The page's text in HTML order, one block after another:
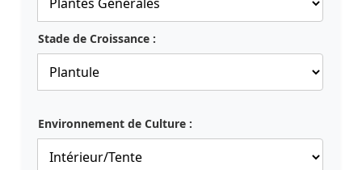
Stade de Croissance :
Environnement de Culture :